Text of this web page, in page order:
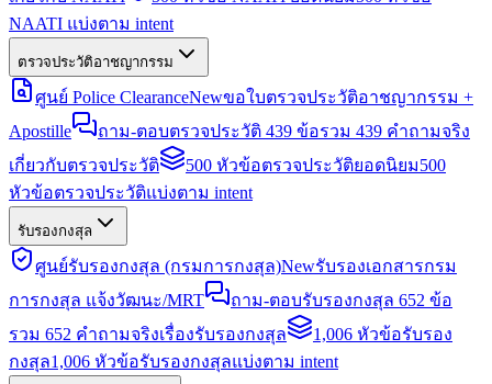
NAATI แบ่งตาม intent
ตรวจประวัติอาชญากรรม
ศูนย์ Police ClearanceNewขอใบตรวจประวัติอาชญากรรม +
Apostille
ถาม-ตอบตรวจประวัติ 439 ข้อรวม 439 คำถามจริง
เกี่ยวกับตรวจประวัติ
500 หัวข้อตรวจประวัติยอดนิยม500
หัวข้อตรวจประวัติแบ่งตาม intent
รับรองกงสุล
ศูนย์รับรองกงสุล (กรมการกงสุล)Newรับรองเอกสารกรม
การกงสุล แจ้งวัฒนะ/MRT
ถาม-ตอบรับรองกงสุล 652 ข้อ
รวม 652 คำถามจริงเรื่องรับรองกงสุล
1,006 หัวข้อรับรอง
กงสุล1,006 หัวข้อรับรองกงสุลแบ่งตาม intent